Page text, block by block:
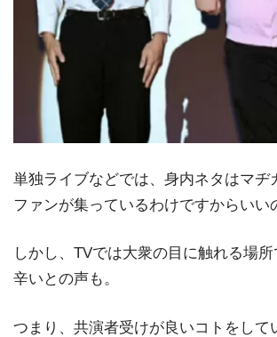
単独ライブなどでは、身内ネタはマヂ
ファンが集っているわけですからいい
しかし、TVでは大衆の目に触れる場
辛いとの声も。
つまり、共演者受けが良いコトをして